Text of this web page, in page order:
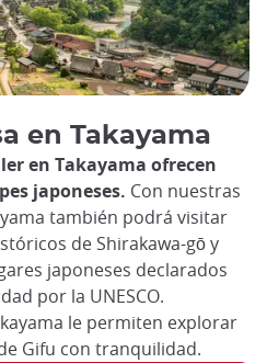
en Takayama
en Takayama ofrecen
japoneses. Con nuestras
también podrá visitar
de Shirakawa-gō y
japoneses declarados
por la UNESCO.
le permiten explorar
Gifu con tranquilidad.